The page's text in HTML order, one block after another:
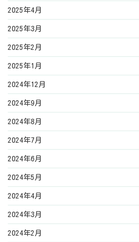
2025年4月
2025年3月
2025年2月
2025年1月
2024年12月
2024年9月
2024年8月
2024年7月
2024年6月
2024年5月
2024年4月
2024年3月
2024年2月